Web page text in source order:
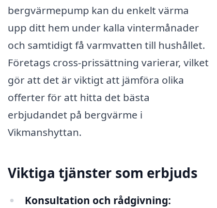
bergvärmepump kan du enkelt värma
upp ditt hem under kalla vintermånader
och samtidigt få varmvatten till hushållet.
Företags cross-prissättning varierar, vilket
gör att det är viktigt att jämföra olika
offerter för att hitta det bästa
erbjudandet på bergvärme i
Vikmanshyttan.
Viktiga tjänster som erbjuds
Konsultation och rådgivning: